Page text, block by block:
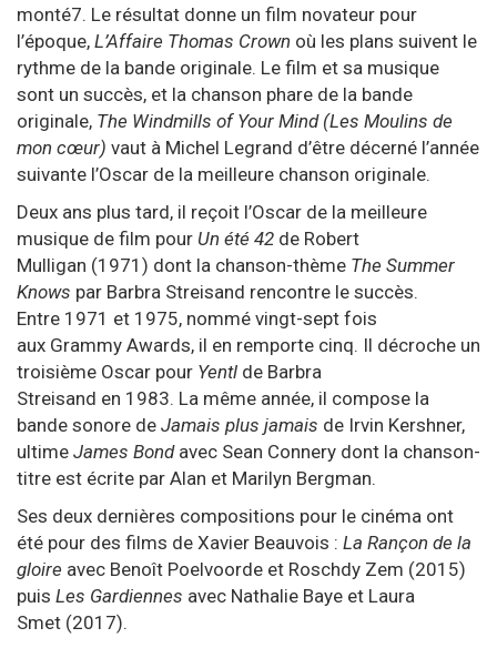
monté7. Le résultat donne un film novateur pour
l’époque, L’Affaire Thomas Crown où les plans suivent le
rythme de la bande originale. Le film et sa musique
sont un succès, et la chanson phare de la bande
originale, The Windmills of Your Mind (Les Moulins de
mon cœur) vaut à Michel Legrand d’être décerné l’année
suivante l’Oscar de la meilleure chanson originale.
Deux ans plus tard, il reçoit l’Oscar de la meilleure
musique de film pour Un été 42 de Robert
Mulligan (1971) dont la chanson-thème The Summer
Knows par Barbra Streisand rencontre le succès.
Entre 1971 et 1975, nommé vingt-sept fois
aux Grammy Awards, il en remporte cinq. Il décroche un
troisième Oscar pour Yentl de Barbra
Streisand en 1983. La même année, il compose la
bande sonore de Jamais plus jamais de Irvin Kershner,
ultime James Bondavec Sean Connery dont la chanson-
titre est écrite par Alan et Marilyn Bergman.
Ses deux dernières compositions pour le cinéma ont
été pour des films de Xavier Beauvois : La Rançon de la
gloire avec Benoît Poelvoorde et Roschdy Zem (2015)
puis Les Gardiennes avec Nathalie Baye et Laura
Smet (2017).